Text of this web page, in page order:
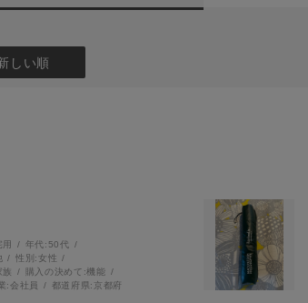
しい順
年代: 50代
性別:女性
族
購入の決めて:機能
:会社員 都道府県: 京都府